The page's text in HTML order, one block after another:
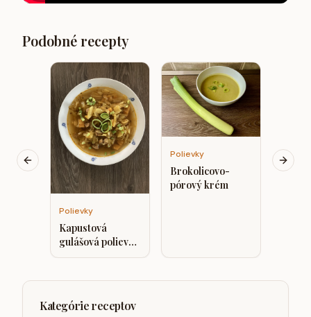
Podobné recepty
Polievky
Kapustová
gulášová polievka
/vegánska/
Polievky
Brokolicovo-
pórový krém
Previous slide Next
Kategórie receptov